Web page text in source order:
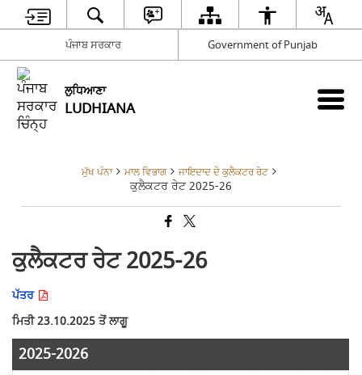
ਪੰਜਾਬ ਸਰਕਾਰ Government of Punjab
ਲੁਧਿਆਣਾ
LUDHIANA
ਮੁੱਖ ਪੰਨਾ ਮਾਲ ਵਿਭਾਗ ਜਾਇਦਾਦ ਦੇ ਕੁਲੈਕਟਰ ਰੇਟ
ਕੁਲੈਕਟਰ ਰੇਟ 2025-26
ਕੁਲੈਕਟਰ ਰੇਟ 2025-26
ਪੱਤਰ
ਮਿਤੀ 23.10.2025 ਤੋਂ ਲਾਗੂ
2025-2026